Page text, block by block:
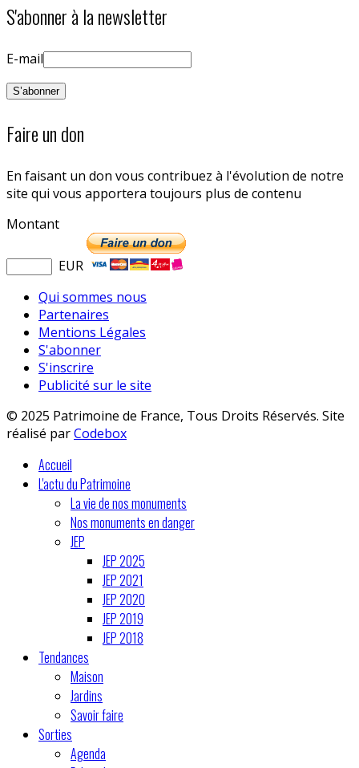
S'abonner à la newsletter
E-mail
Faire un don
En faisant un don vous contribuez à l'évolution de notre
site qui vous apportera toujours plus de contenu
Montant
EUR
Qui sommes nous
Partenaires
Mentions Légales
S'abonner
S'inscrire
Publicité sur le site
© 2025 Patrimoine de France, Tous Droits Réservés. Site
réalisé parCodebox
Accueil
L'actu du Patrimoine
La vie de nos monuments
Nos monuments en danger
JEP
JEP 2025
JEP 2021
JEP 2020
JEP 2019
JEP 2018
Tendances
Maison
Jardins
Savoir faire
Sorties
Agenda